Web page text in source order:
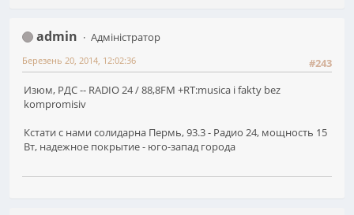
admin
Адміністратор
#243
Березень 20, 2014, 12:02:36
Изюм, РДС -- RADIO 24 / 88,8FM +RT:musica i fakty bez
kompromisiv
Кстати с нами солидарна Пермь, 93.3 - Радио 24, мощность 15
Вт, надежное покрытие - юго-запад города